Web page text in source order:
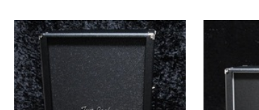
キーボード 電
DJ機器